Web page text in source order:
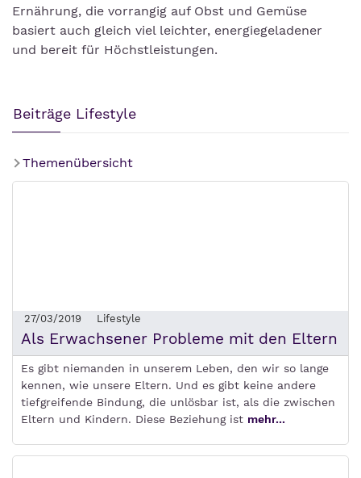
Ernährung, die vorrangig auf Obst und Gemüse
basiert auch gleich viel leichter, energiegeladener
und bereit für Höchstleistungen.
Beiträge Lifestyle
Themenübersicht
27/03/2019 Lifestyle
Als Erwachsener Probleme mit den Eltern
Es gibt niemanden in unserem Leben, den wir so lange
kennen, wie unsere Eltern. Und es gibt keine andere
tiefgreifende Bindung, die unlösbar ist, als die zwischen
Eltern und Kindern. Diese Beziehung ist mehr...